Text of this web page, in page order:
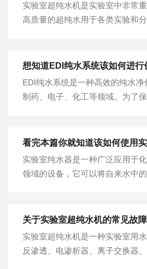
实验室超纯水机是实验室中非常
高质量的超纯水用于各类实验和
EDI纯水系统是一种高效的纯水净
制药、电子、化工等领域。为了
看完本篇你就知道该如何使用
实验室纯水器是一种广泛应用于
领域的设备，它可以将自来水中
关于实验室超纯水机的常见故
实验室超纯水机是一种实验室用
反渗透、电渗析器、离子交换器